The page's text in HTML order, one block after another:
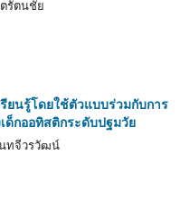
รัตนชัย
ยนรู้โดยใช้ตัวแบบร่วมกับการ
กออทิสติกระดับปฐมวัย
ทจีวรวัฒน์